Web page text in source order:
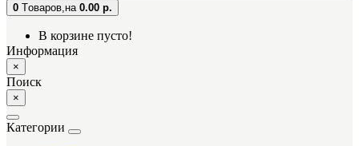
0 Tоваров, на 0.00 р.
В корзине пусто!
Информация
×
Поиск
×
Категории